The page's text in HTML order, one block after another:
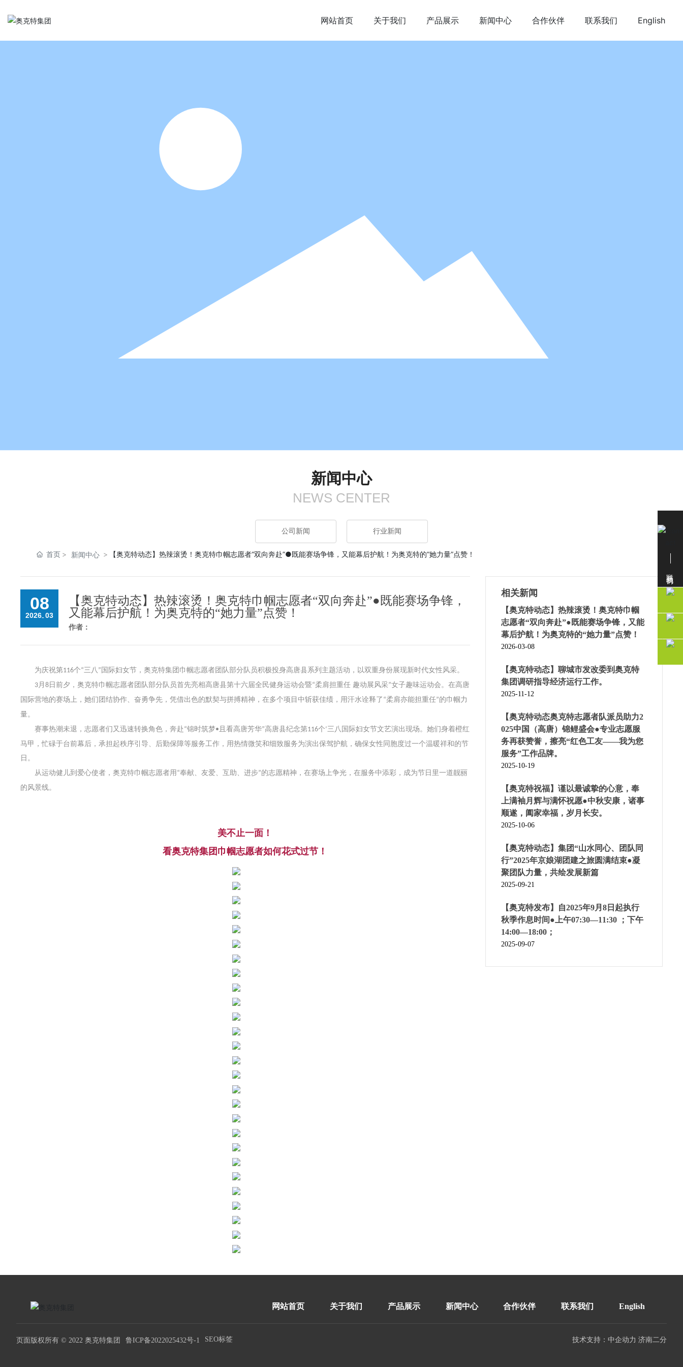
网站首页 关于我们 产品展示 新闻中心 合作伙伴 联系我们 English
新闻中心
NEWS CENTER
公司新闻 行业新闻
首页 新闻中心 【奥克特动态】热辣滚烫！奥克特巾帼志愿者“双向奔赴”●既能赛场争锋，又能幕后护航！为奥克特的“她力量”点赞！
08
2026-03
【奥克特动态】热辣滚烫！奥克特巾帼志愿者“双向奔赴”●既能赛场争锋，
又能幕后护航！为奥克特的“她力量”点赞！
作者：
为庆祝第116个“三八 ” 国际妇女节，奥克特集团巾帼志愿者团队部分队员积极投身高唐县系列主题活动，以双重身份展现新时代女性风采。
3月8 日前夕，奥克特巾帼志愿者团队部分队员首先亮相高唐县第十六届全民健身运动会暨“柔肩担重任 趣动展风采”女子趣味运动会。在高唐
国际营地的赛场上，她们团结协作、奋勇争先，凭借出色的默契与拼搏精神，在多个项目中斩获佳绩，用汗水诠释了 “柔肩亦能担重任”的巾帼力
量。
赛事热潮未退，志愿者们又迅速转换角色，奔赴 “锦时筑梦• 且看高唐芳华”高唐县纪念第116个‘三八国际妇女节文艺演出现场。她们身着橙红
马甲，忙碌于台前幕后，承担起秩序引导、后勤保障等服务工作，用热情微笑和细致服务为演出保驾护航，确保女性同胞度过一个温暖祥和的节
日。
从运动健儿到爱心使者，奥克特巾帼志愿者用 “奉献、友爱、互助、进步”的志愿精神，在赛场上争光，在服务中添彩，成为节日里一道靓丽
的风景线。
美不止一面！
看奥克特集团巾帼志愿者如何花式过节！
相关新闻
【奥克特动态】热辣滚烫！奥克特巾帼
志愿者“双向奔赴”●既能赛场争锋，又能
幕后护航！为奥克特的“她力量”点赞！
2026-03-08
【奥克特动态】聊城市发改委到奥克特
集团调研指导经济运行工作。
2025-11-12
【奥克特动态奥克特志愿者队派员助力2
025中国（高唐）锦鲤盛会●专业志愿服
务再获赞誉，擦亮“红色工友——我为您
服务”工作品牌。
2025-10-19
【奥克特祝福】谨以最诚挚的心意，奉
上满袖月辉与满怀祝愿●中秋安康，诸事
顺遂，阖家幸福，岁月长安。
2025-10-06
【奥克特动态】集团“山水同心、团队同
行”2025年京娘湖团建之旅圆满结束●凝
聚团队力量，共绘发展新篇
2025-09-21
【奥克特发布】自2025年9月8日起执行
秋季作息时间●上午07:30—11:30 ；下午
14:00—18:00；
2025-09-07
网站首页 关于我们 产品展示 新闻中心 合作伙伴 联系我们 English
页面版权所有 © 2022 奥克特集团 鲁ICP备2022025432号-1 SEO标签 技术支持：中企动力 济南二分